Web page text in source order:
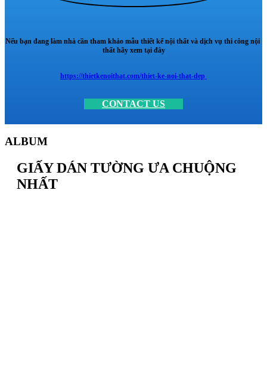
Nếu bạn đang làm nhà cần tham khảo mẫu thiết kế nội thất và dịch vụ thi công nội
thất hãy xem tại đây
https://thietkenoithat.com/thiet-ke-noi-that-dep
CONTACT US
ALBUM
GIẤY DÁN TƯỜNG ƯA CHUỘNG
NHẤT